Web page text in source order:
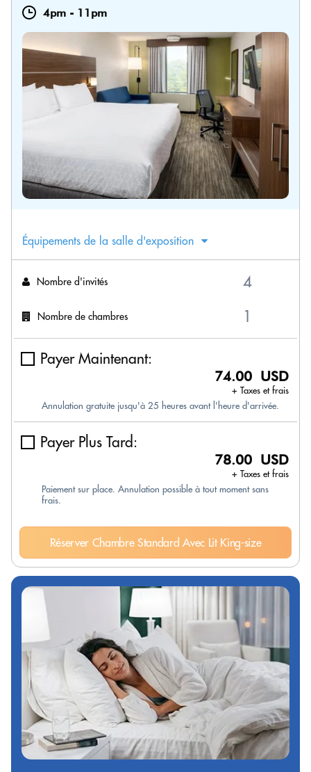
4pm - 11pm
Équipements de la salle d'exposition
Nombre d'invités
Nombre de chambres
Payer Maintenant:
74.00 USD
+ Taxes et frais
Annulation gratuite jusqu'à 25 heures avant l'heure d'arrivée.
Payer Plus Tard:
78.00 USD
+ Taxes et frais
Paiement sur place. Annulation possible à tout moment sans
frais.
Réserver Chambre Standard Avec Lit King-size